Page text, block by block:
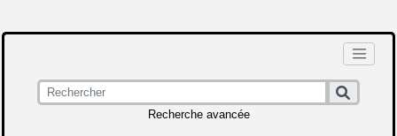
Recherche avancée